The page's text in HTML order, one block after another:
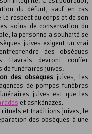
du défunt, sauf en cas
respect du corps et de son
soins de conservation du
la personne a souhaité se
juives exigent un vrai
des obsèques
Havrais devront confier
de funéraires juives.
des obsèquesjuives, les
de pompes funèbres
juives est que les
et ashkénazes.
et traditions juives, le
des obsèques à une